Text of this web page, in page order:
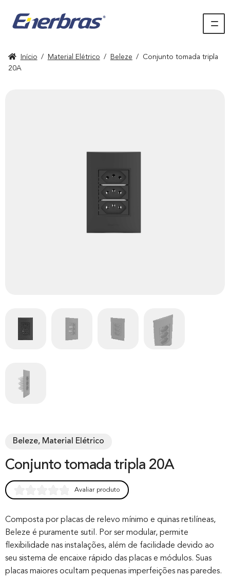
Início / Material Elétrico / Beleze /
Conjunto tomada tripla
20A
Beleze, Material Elétrico
Conjunto tomada tripla 20A
out of 0
based on
customer
rating
Avaliar produto
Composta por placas de relevo mínimo e quinas retilíneas,
Beleze é puramente sutil. Por ser modular, permite
flexibilidade nas instalações, além de facilidade devido ao
seu sistema de encaixe rápido das placas e módulos. Suas
placas maiores ocultam pequenas imperfeições nas paredes.